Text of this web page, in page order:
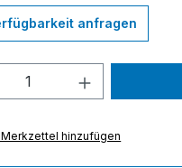
anfragen
Anzahl: Gib
Merkzettel hinzufügen